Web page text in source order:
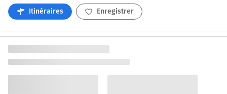
Itinéraires Enregistrer